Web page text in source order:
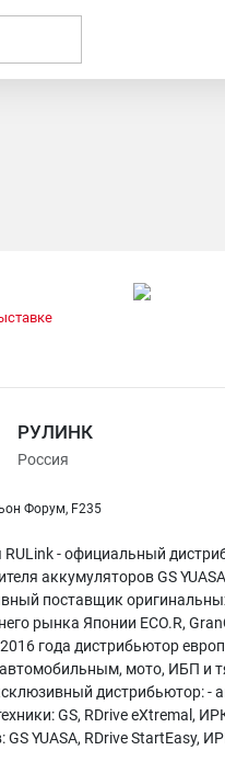
РУЛИНК
Россия
Форум, F235
- официальный
аккумуляторов GS
поставщик
рынка Японии ECO.R,
года дистрибьютор
автомобильным, мото, ИБП и
дистрибьютор: -
GS, RDrive eXtremal,
GS YUASA, RDrive StartEasy,